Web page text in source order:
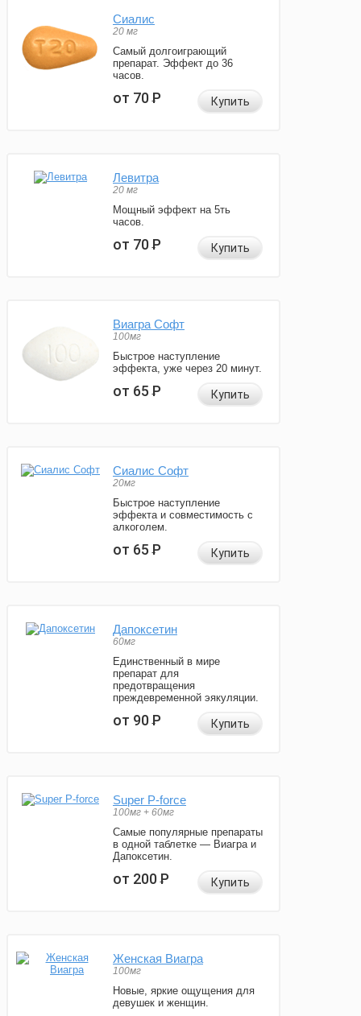
Сиалис
20 мг
Самый долгоиграющий
препарат. Эффект до 36
часов.
от 70Р Купить
Левитра
20 мг
Мощный эффект на 5ть
часов.
от 70Р Купить
Виагра Софт
100мг
Быстрое наступление
эффекта, уже через 20 минут.
от 65Р Купить
Сиалис Софт
20мг
Быстрое наступление
эффекта и совместимость с
алкоголем.
от 65Р Купить
Дапоксетин
60мг
Единственный в мире
препарат для
предотвращения
преждевременной эякуляции.
от 90Р Купить
Super P-force
100мг + 60мг
Самые популярные препараты
в одной таблетке — Виагра и
Дапоксетин.
от 200Р Купить
Женская Виагра
100мг
Новые, яркие ощущения для
девушек и женщин.